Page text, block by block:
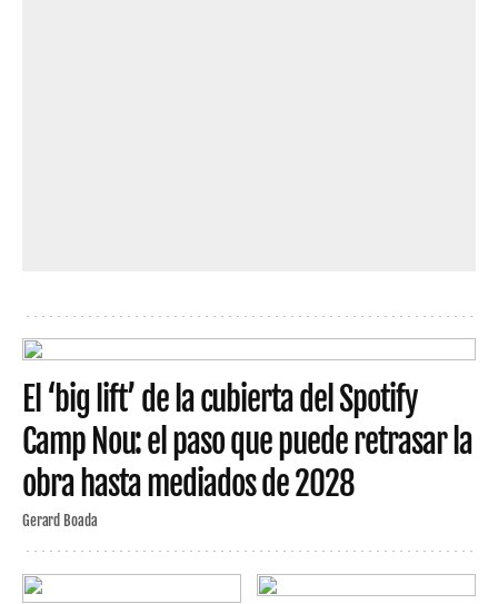
El ‘big lift’ de la cubierta del Spotify
Camp Nou: el paso que puede retrasar la
obra hasta mediados de 2028
Gerard Boada